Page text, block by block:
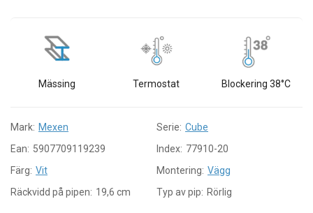
Mässing Termostat Blockering 38°C
Mark: Mexen Serie: Cube
Ean: 5907709119239 Index: 77910-20
Färg: Vit Montering: Vägg
Räckvidd på pipen: 19,6 cm Typ av pip: Rörlig